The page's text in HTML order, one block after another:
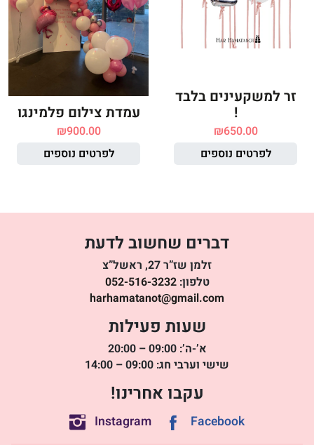
זר למשקעינים בלבד
!
₪650.00
לפרטים נוספים
עמדת צילום פלמינגו
₪900.00
לפרטים נוספים
דברים שחשוב לדעת
זלמן שז”ר 27, ראשל”צ
טלפון:052-516-3232
harhamatanot@gmail.com
שעות פעילות
א’-ה’: 09:00 – 20:00
שישי וערבי חג: 09:00 – 14:00
עקבו אחרינו!
Facebook
Instagram